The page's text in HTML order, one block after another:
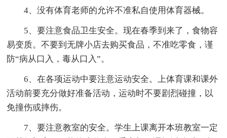
4、没有体育老师的允许不准私自使用体育器械。
5、要注意食品卫生安全。现在春季到来了，食物容
易变质。不要到无牌小店去购买食品，不准吃零食，谨
防“病从口入，毒从口入”。
6、在各项运动中要注意运动安全。上体育课和课外
活动前要充分做好准备活动，运动时不要剧烈碰撞，以
免撞伤或摔伤。
7、要注意教室的安全。学生上课离开本班教室一定